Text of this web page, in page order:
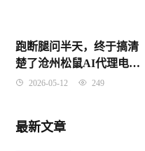
跑断腿问半天，终于搞清
楚了沧州松鼠AI代理电话
多少！这趟经历太折腾了
2026-05-12 249
最新文章